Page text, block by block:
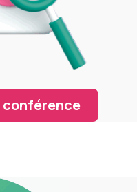
conférence